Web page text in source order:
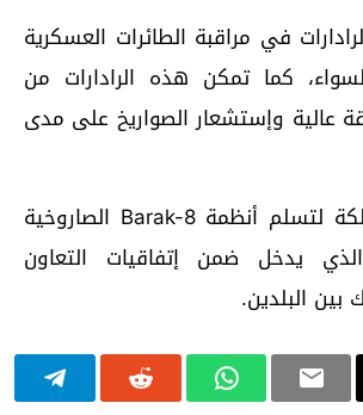
في مراقبة الطائرات العسكرية
كما تمكن هذه الرادارات من
عالية وإستشعار الصواريخ على مدى
كما تستعد المملكة لتسلم أنظمة Barak-8 الصاروخية
يدخل ضمن إتفاقيات التعاون
البلدين.